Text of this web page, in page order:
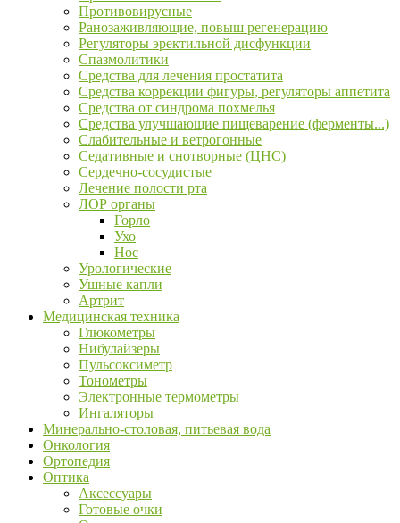
Противовирусные
Ранозаживляющие, повыш регенерацию
Регуляторы эректильной дисфункции
Спазмолитики
Средства для лечения простатита
Средства коррекции фигуры, регуляторы аппетита
Средства от синдрома похмелья
Средства улучшающие пищеварение (ферменты...)
Слабительные и ветрогонные
Седативные и снотворные (ЦНС)
Сердечно-сосудистые
Лечение полости рта
ЛОР органы
Горло
Ухо
Нос
Урологические
Ушные капли
Артрит
Медицинская техника
Глюкометры
Нибулайзеры
Пульсоксиметр
Тонометры
Электронные термометры
Ингаляторы
Минерально-столовая, питьевая вода
Онкология
Ортопедия
Оптика
Аксессуары
Готовые очки